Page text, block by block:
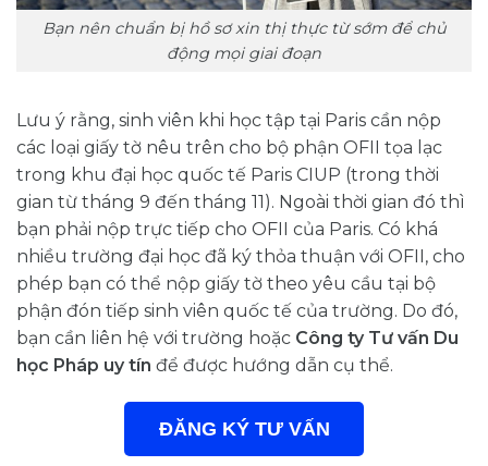
Bạn nên chuẩn bị hồ sơ xin thị thực từ sớm để chủ
động mọi giai đoạn
Lưu ý rằng, sinh viên khi học tập tại Paris cần nộp
các loại giấy tờ nêu trên cho bộ phận OFII tọa lạc
trong khu đại học quốc tế Paris CIUP (trong thời
gian từ tháng 9 đến tháng 11). Ngoài thời gian đó thì
bạn phải nộp trực tiếp cho OFII của Paris. Có khá
nhiều trường đại học đã ký thỏa thuận với OFII, cho
phép bạn có thể nộp giấy tờ theo yêu cầu tại bộ
phận đón tiếp sinh viên quốc tế của trường. Do đó,
bạn cần liên hệ với trường hoặc Công ty Tư vấn Du
học Pháp uy tín để được hướng dẫn cụ thể.
ĐĂNG KÝ TƯ VẤN